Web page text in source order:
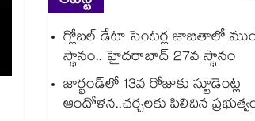
గ్లోబల్ డేటా సెంటర్ల జాబితాలో
స్థానం.. హైదరాబాద్ 27వ స్థానం
జార్ఖండ్‌‌‌‌లో 13వ రోజుకు స్టూడెంట్ల
ఆందోళన..చర్చలకు పిలిచిన